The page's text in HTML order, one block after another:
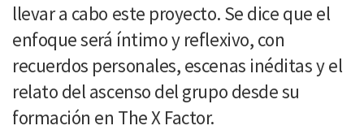
llevar a cabo este proyecto. Se dice que el
enfoque será íntimo y reflexivo, con
recuerdos personales, escenas inéditas y el
relato del ascenso del grupo desde su
formación en The X Factor.